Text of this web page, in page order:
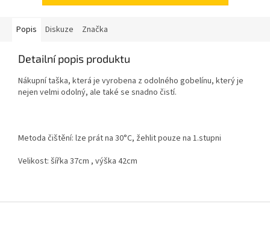
Popis Diskuze Značka
Detailní popis produktu
Nákupní taška, která je vyrobena z odolného gobelínu, který je
nejen velmi odolný, ale také se snadno čistí.
Metoda čištění: lze prát na 30°C, žehlit pouze na 1.stupni
Velikost: šířka 37cm , výška 42cm